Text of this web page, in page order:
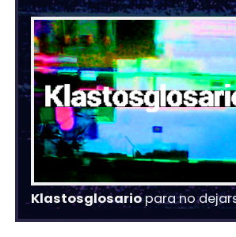
Klastosglosariopara no